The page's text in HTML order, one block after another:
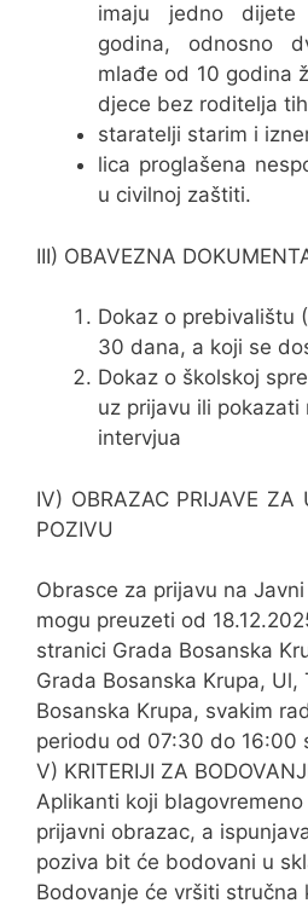
imaju jedno
godina, odnosno
mlađe od 10 godina
djece bez roditelja
staratelji starim i
lica proglašena
u civilnoj zaštiti.
III) OBAVEZNA
Dokaz o prebivalištu
30 dana, a koji se
Dokaz o školskoj
uz prijavu ili pokazati
intervjua
IV) OBRAZAC PRIJAVE ZA
POZIVU
Obrasce za prijavu na
mogu preuzeti od
stranici Grada Bosanska
Grada Bosanska Krupa, Ul,
Bosanska Krupa, svakim
periodu od 07:30 do 16:00
V) KRITERIJI ZA
Aplikanti koji
prijavni obrazac, a
poziva bit će bodovani u
Bodovanje će vršiti stručna